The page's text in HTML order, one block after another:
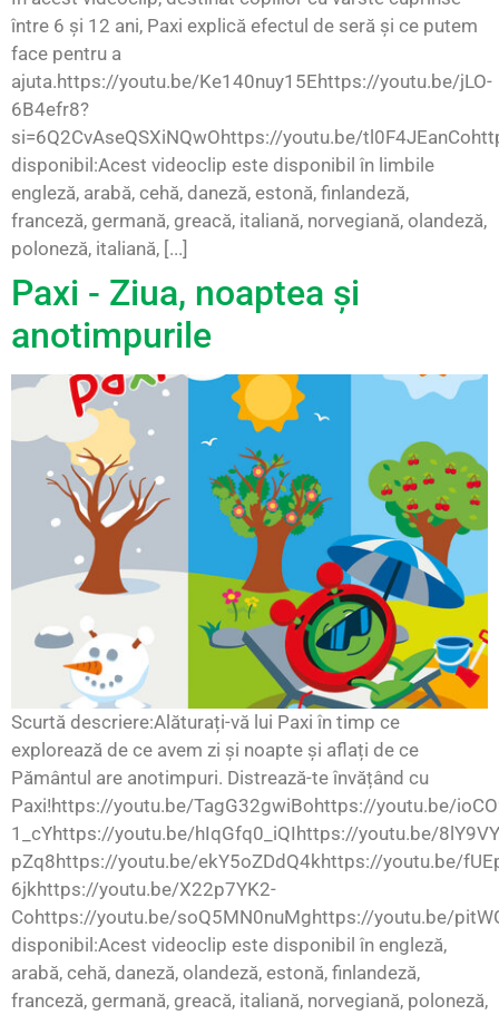
între 6 și 12 ani, Paxi explică efectul de seră și ce putem
face pentru a
ajuta.https://youtu.be/Ke140nuy15Ehttps://youtu.be/jLO-
6B4efr8?
si=6Q2CvAseQSXiNQwOhttps://youtu.be/
disponibil:Acest videoclip este disponibil în limbile
engleză, arabă, cehă, daneză, estonă, finlandeză,
franceză, germană, greacă, italiană, norvegiană, olandeză,
poloneză, italiană, [...]
Paxi - Ziua, noaptea și
anotimpurile
Scurtă descriere:Alăturați-vă lui Paxi în timp ce
explorează de ce avem zi și noapte și aflați de ce
Pământul are anotimpuri. Distrează-te învățând cu
Paxi!https://youtu.be/TagG32gwiBohttps://youtu.be/
1_cYhttps://youtu.be/hIqGfq0_iQIhttps://youtu.be/
pZq8https://youtu.be/ekY5oZDdQ4khttps://youtu.be/
6jkhttps://youtu.be/X22p7YK2-
Cohttps://youtu.be/soQ5MN0nuMghttps://youtu.be/
disponibil:Acest videoclip este disponibil în engleză,
arabă, cehă, daneză, olandeză, estonă, finlandeză,
franceză, germană, greacă, italiană, norvegiană, poloneză,